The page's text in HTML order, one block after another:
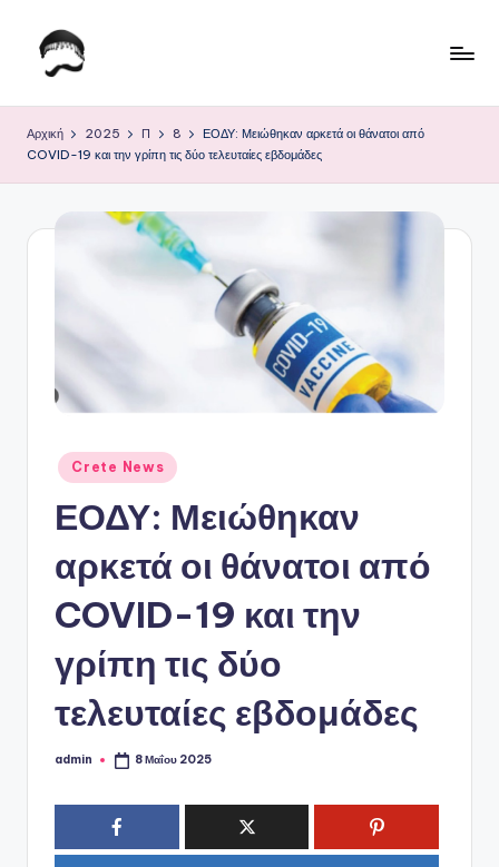
Μετάβαση
ο
Κ
Αρχική 2025 Π 8
ΕΟΔΥ: Μειώθηκαν αρκετά οι θάνατοι από
COVID-19 και την γρίπη τις δύο τελευταίες εβδομάδες
Αναρτήθηκε
σε
Crete News
ΕΟΔΥ: Μειώθηκαν
αρκετά οι θάνατοι από
COVID-19 και την
γρίπη τις δύο
τελευταίες εβδομάδες
Συγγραφέας:
admin 8 Μαΐου 2025